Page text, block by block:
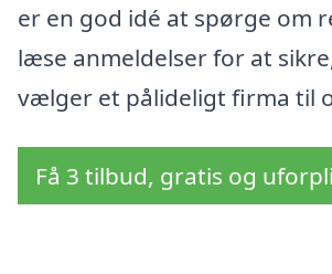
er en god idé at spørge om
læse anmeldelser for at
vælger et pålideligt firma til
Få 3 tilbud, gratis og